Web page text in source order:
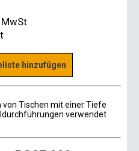
hinzufügen
von Tischen mit einer Tiefe
verwendet